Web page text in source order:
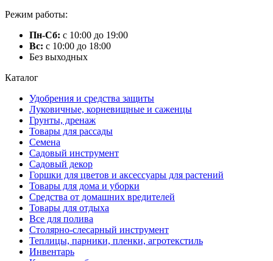
Режим работы:
Пн-Сб: с 10:00 до 19:00
Вс: с 10:00 до 18:00
Без выходных
Каталог
Удобрения и средства защиты
Луковичные, корневищные и саженцы
Грунты, дренаж
Товары для рассады
Семена
Садовый инструмент
Садовый декор
Горшки для цветов и аксессуары для растений
Товары для дома и уборки
Средства от домашних вредителей
Товары для отдыха
Все для полива
Столярно-слесарный инструмент
Теплицы, парники, пленки, агротекстиль
Инвентарь